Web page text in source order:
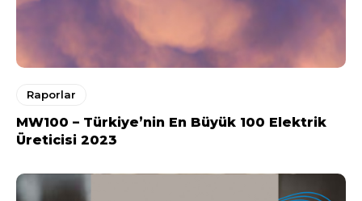
Raporlar
MW100 – Türkiye’nin En Büyük 100 Elektrik
Üreticisi 2023